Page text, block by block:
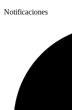
Notificaciones